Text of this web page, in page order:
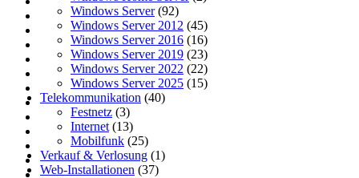
Windows Server(92)
Windows Server 2012 (45)
Windows Server 2016 (16)
Windows Server 2019 (23)
Windows Server 2022 (22)
Windows Server 2025 (15)
Telekommunikation (40)
Festnetz (3)
Internet (13)
Mobilfunk (25)
Verkauf & Verlosung (1)
Web-Installationen (37)